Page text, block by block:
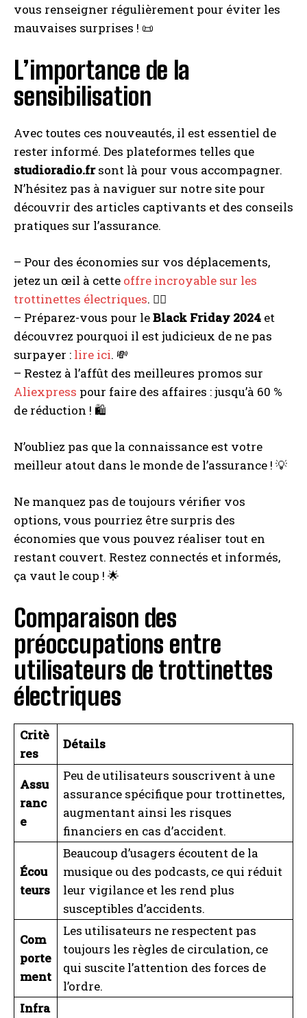
vous renseigner régulièrement pour éviter les
mauvaises surprises ! 📜
L’importance de la
sensibilisation
Avec toutes ces nouveautés, il est essentiel de
rester informé. Des plateformes telles que
studioradio.frsont là pour vous accompagner.
N’hésitez pas à naviguer sur notre site pour
découvrir des articles captivants et des conseils
pratiques sur l’assurance.
– Pour des économies sur vos déplacements,
jetez un œil à cette offre incroyable sur les
trottinettes électriques. 🚴‍♂️
– Préparez-vous pour leBlack Friday 2024 et
découvrez pourquoi il est judicieux de ne pas
surpayer : lire ici. 💸
– Restez à l’affût des meilleures promos sur
Aliexpress pour faire des affaires : jusqu’à 60 %
de réduction ! 🛍️
N’oubliez pas que la connaissance est votre
meilleur atout dans le monde de l’assurance ! 💡
Ne manquez pas de toujours vérifier vos
options, vous pourriez être surpris des
économies que vous pouvez réaliser tout en
restant couvert. Restez connectés et informés,
ça vaut le coup ! 🌟
Comparaison des
préoccupations entre
utilisateurs de trottinettes
électriques
Critè
res
Détails
Assu
ranc
e
Peu de utilisateurs souscrivent à une
assurance spécifique pour trottinettes,
augmentant ainsi les risques
financiers en cas d’accident.
Écou
teurs
Beaucoup d’usagers écoutent de la
musique ou des podcasts, ce qui réduit
leur vigilance et les rend plus
susceptibles d’accidents.
Com
porte
ment
Les utilisateurs ne respectent pas
toujours les règles de circulation, ce
qui suscite l’attention des forces de
l’ordre.
Infra